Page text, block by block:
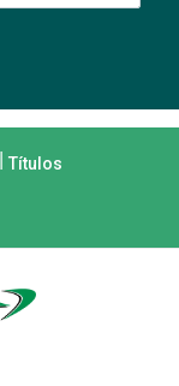
Títulos